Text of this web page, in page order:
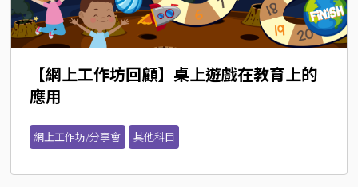
【網上工作坊回顧】桌上遊戲在教育上的
應用
網上工作坊/分享會 其他科目